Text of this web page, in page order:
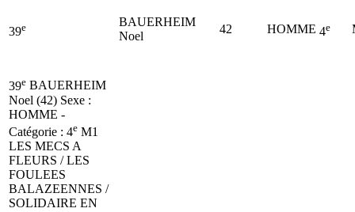
39e
BAUERHEIM
Noel
42 HOMME 4e
39e BAUERHEIM
Noel (42) Sexe :
HOMME -
Catégorie : 4e M1
LES MECS A
FLEURS / LES
FOULEES
BALAZEENNES /
SOLIDAIRE EN